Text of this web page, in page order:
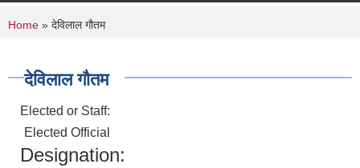
You are here
Home » देविलाल गौतम
देविलाल गौतम
Elected or Staff:
Elected Official
Designation: